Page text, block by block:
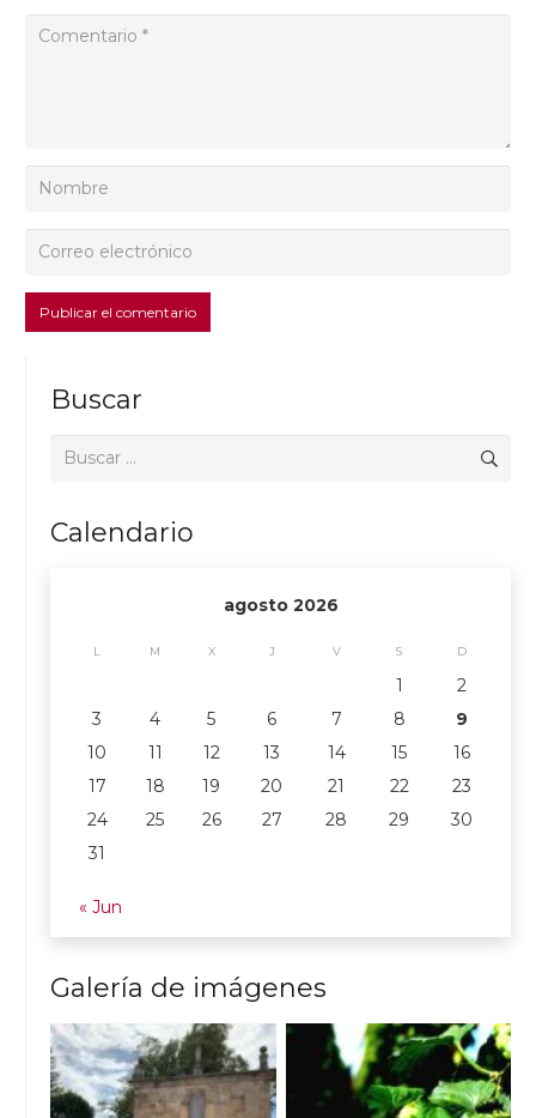
Publicar el comentario
Buscar
Buscar:
Calendario
agosto 2026
L M X J V S D
1
2
3
4 5 6 7 8
9
10
11 12 13 14 15
16
17
18 19 20 21 22
23
24
25 26 27 28 29
30
31
« Jun
Galería de imágenes